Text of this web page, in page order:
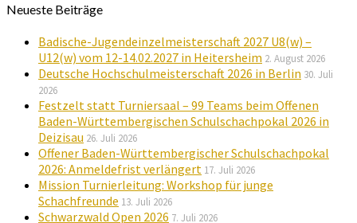
Neueste Beiträge
Badische-Jugendeinzelmeisterschaft 2027 U8(w) –
U12(w) vom 12-14.02.2027 in Heitersheim 2. August 2026
Deutsche Hochschulmeisterschaft 2026 in Berlin 30. Juli
2026
Festzelt statt Turniersaal – 99 Teams beim Offenen
Baden-Württembergischen Schulschachpokal 2026 in
Deizisau 26. Juli 2026
Offener Baden-Württembergischer Schulschachpokal
2026: Anmeldefrist verlängert 17. Juli 2026
Mission Turnierleitung: Workshop für junge
Schachfreunde 13. Juli 2026
Schwarzwald Open 2026 7. Juli 2026